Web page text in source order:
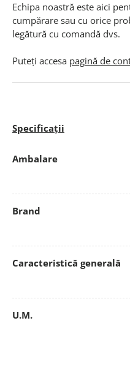
Echipa noastră este aici
cumpărare sau cu orice
legătură cu comandă dvs.
Puteți accesa pagină de
Specificații
Ambalare
Brand
Caracteristică generală
U.M.